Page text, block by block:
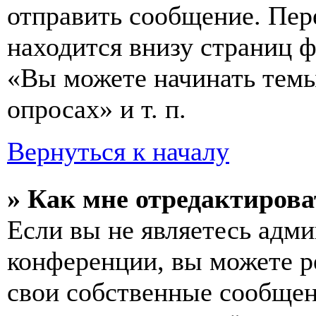
отправить сообщение.
находится внизу
«Вы можете начинать
опросах» и т. п.
Вернуться к началу
» Как мне
Если вы не являетесь
конференции, вы можете
свои собственные